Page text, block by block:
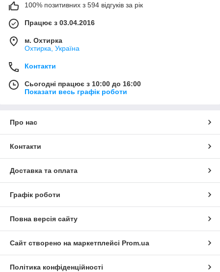
100% позитивних з 594 відгуків за рік
Працює з 03.04.2016
м. Охтирка
Охтирка, Україна
Контакти
Сьогодні працює з 10:00 до 16:00
Показати весь графік роботи
Про нас
Контакти
Доставка та оплата
Графік роботи
Повна версія сайту
Сайт створено на маркетплейсі Prom.ua
Політика конфіденційності